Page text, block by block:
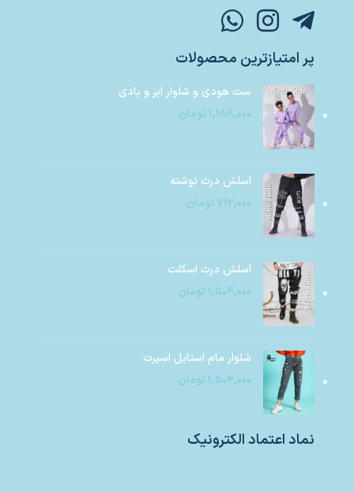
پر امتیازترین محصولات
ست هودی و شلوار ابر و بادی
۱,۱۸۸,۰۰۰ تومان
اسلش درث نوشته
۷۱۲,۰۰۰ تومان
اسلش درث اسکلت
۱,۵۰۴,۰۰۰ تومان
شلوار مام استایل اسپرت
۱,۵۰۴,۰۰۰ تومان
نماد اعتماد الکترونیک